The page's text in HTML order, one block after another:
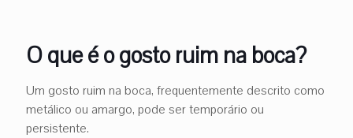
O que é o gosto ruim na boca?
Um gosto ruim na boca, frequentemente descrito como
metálico ou amargo, pode ser temporário ou
persistente.